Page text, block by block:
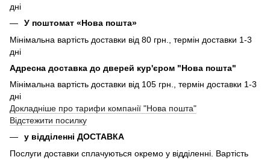
дні
У поштомат «Нова пошта»
Мінімальна вартість доставки від 80 грн., термін доставки 1-3
дні
Адресна доставка до дверей кур'єром "Нова пошта"
Мінімальна вартість доставки від 105 грн., термін доставки 1-3
дні
Докладніше про тарифи компанії "Нова пошта"
Відстежити посилку
у відділенні ДОСТАВКА
Послуги доставки сплачуються окремо у відділенні. Вартість